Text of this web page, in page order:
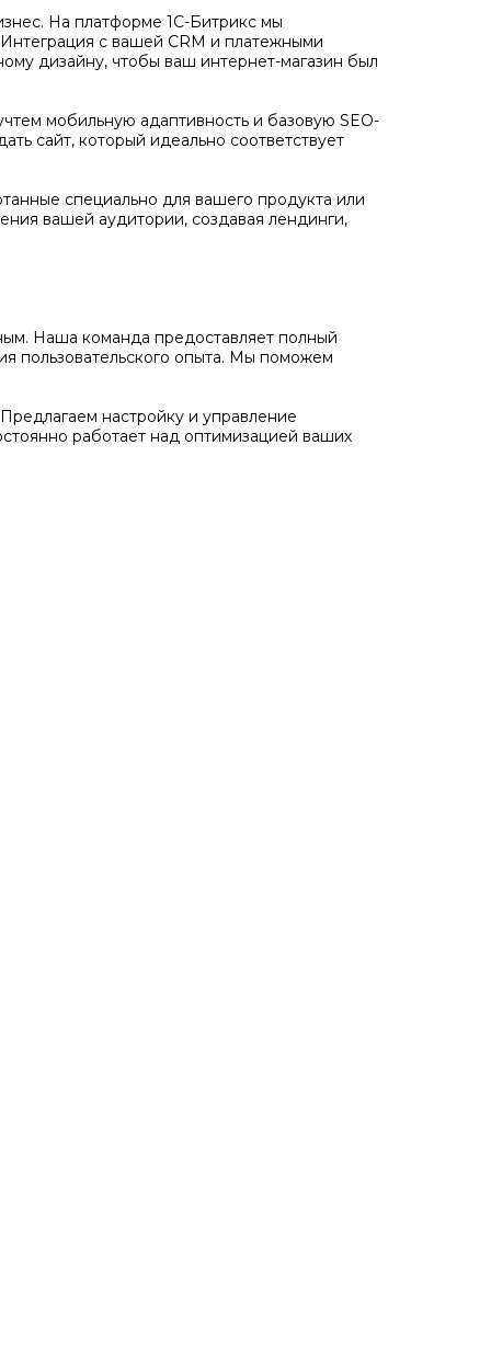
На платформе 1С-Битрикс мы
с вашей CRM и платежными
дизайну, чтобы ваш интернет-магазин был
мобильную адаптивность и базовую SEO-
сайт, который идеально соответствует
специально для вашего продукта или
вашей аудитории, создавая лендинги,
Наша команда предоставляет полный
пользовательского опыта. Мы поможем
настройку и управление
работает над оптимизацией ваших